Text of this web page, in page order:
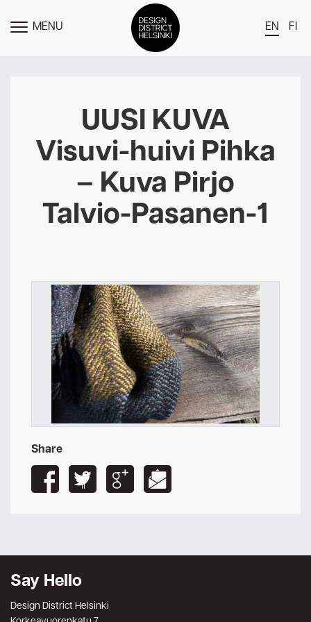
TOGGLE
MENU EN FI
Members
Events
News
Media
About
UUSI KUVA
Visuvi-huivi Pihka
– Kuva Pirjo
Talvio-Pasanen-1
Share
Say Hello
Design District Helsinki